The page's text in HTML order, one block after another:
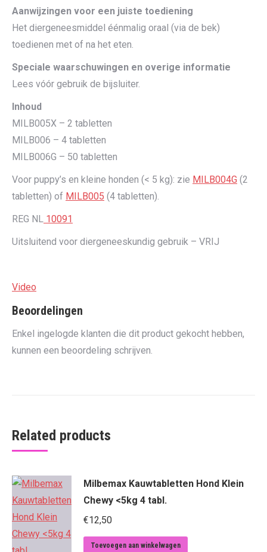
Aanwijzingen voor een juiste toediening
Het diergeneesmiddel éénmalig oraal (via de bek)
toedienen met of na het eten.
Speciale waarschuwingen en overige informatie
Lees vóór gebruik de bijsluiter.
Inhoud
MILB005X – 2 tabletten
MILB006 – 4 tabletten
MILB006G – 50 tabletten
Voor puppy’s en kleine honden (< 5 kg): zie MILB004G (2
tabletten) of MILB005 (4 tabletten).
REG NL 10091
Uitsluitend voor diergeneeskundig gebruik – VRIJ
Video
Beoordelingen
Enkel ingelogde klanten die dit product gekocht hebben,
kunnen een beoordeling schrijven.
Related products
Milbemax Kauwtabletten Hond Klein
Chewy <5kg 4 tabl.
€12,50
Toevoegen aan winkelwagen